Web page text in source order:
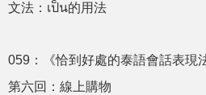
文法：เป็น的用法
059：《恰到好處的泰語會話表現
第六回：線上購物